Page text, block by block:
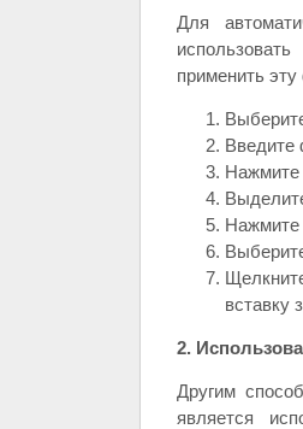
Для
применить
Введите
Нажмите
Нажмите
вставку
2.
Другим
является